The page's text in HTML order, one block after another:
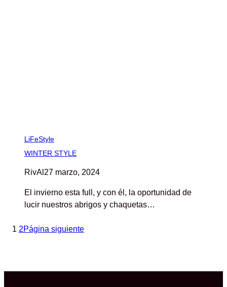
LiFeStyle
WINTER STYLE
RivAl 27 marzo, 2024
El invierno esta full, y con él, la oportunidad de
lucir nuestros abrigos y chaquetas…
1 2Página siguiente